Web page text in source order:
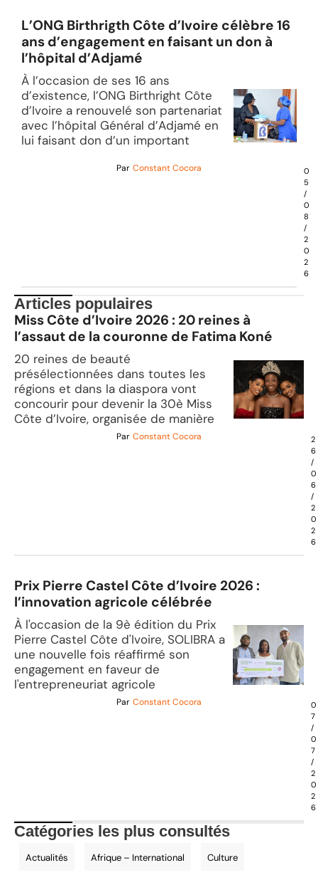
L’ONG Birthrigth Côte d’Ivoire célèbre 16
ans d’engagement en faisant un don à
l’hôpital d’Adjamé
À l’occasion de ses 16 ans
d’existence, l’ONG Birthright Côte
d’Ivoire a renouvelé son partenariat
avec l’hôpital Général d’Adjamé en
lui faisant don d’un important
Par Constant Cocora
0
5
/
0
8
/
2
0
2
6
Articles populaires
Miss Côte d’Ivoire 2026 : 20 reines à
l’assaut de la couronne de Fatima Koné
20 reines de beauté
présélectionnées dans toutes les
régions et dans la diaspora vont
concourir pour devenir la 30è Miss
Côte d’Ivoire, organisée de manière
Par Constant Cocora
2
6
/
0
6
/
2
0
2
6
Prix Pierre Castel Côte d’Ivoire 2026 :
l’innovation agricole célébrée
À l'occasion de la 9è édition du Prix
Pierre Castel Côte d'Ivoire, SOLIBRA a
une nouvelle fois réaffirmé son
engagement en faveur de
l'entrepreneuriat agricole
Par Constant Cocora
0
7
/
0
7
/
2
0
2
6
Catégories les plus consultés
Actualités Afrique – International Culture